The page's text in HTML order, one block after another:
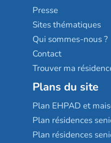
Sérénys
Résidences
Presse
Sites thématiques
Qui sommes-nous ?
Contact
Trouver ma
Plans du site
Plan EHPAD et
Plan résidences
Plan résidences